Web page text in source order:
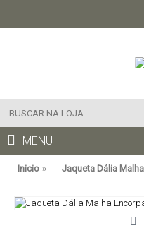
MENU
Inicio Jaqueta Dália